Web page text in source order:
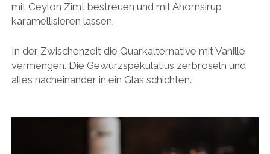
mit Ceylon Zimt bestreuen und mit Ahornsirup
karamellisieren lassen.
In der Zwischenzeit die Quarkalternative mit Vanille
vermengen. Die Gewürzspekulatius zerbröseln und
alles nacheinander in ein Glas schichten.